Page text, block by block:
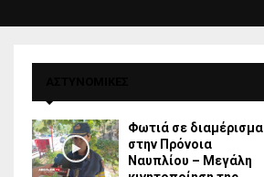
Φωτιά σε διαμέρισμα
στην Πρόνοια
Ναυπλίου – Μεγάλη